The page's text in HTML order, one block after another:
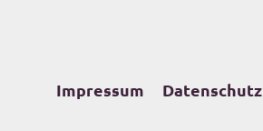
Impressum Datenschutz